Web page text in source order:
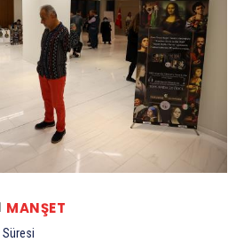
MANŞET
Süresi